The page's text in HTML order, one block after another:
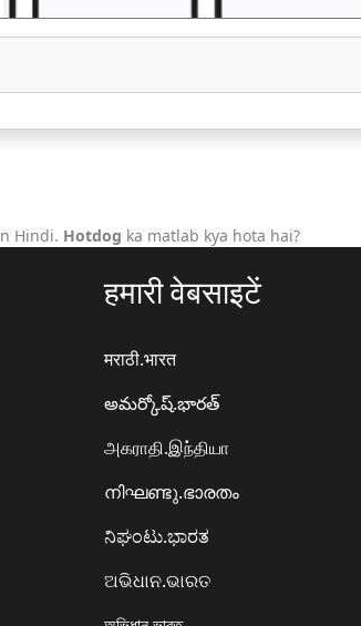
Hindi. Hotdog ka matlab kya hota hai?
हमारी वेबसाइटें
मराठी.भारत
అమర్కోష్.భారత్
அகராதி.இந்தியா
നിഘണ്ടു.ഭാരതം
ನಿಘಂಟು.ಭಾರತ
ଅଭିଧାନ.ଭାରତ